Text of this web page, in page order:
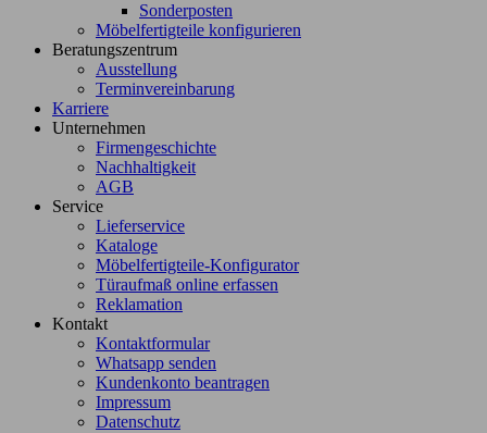
Sonderposten
Möbelfertigteile konfigurieren
Beratungszentrum
Ausstellung
Terminvereinbarung
Karriere
Unternehmen
Firmengeschichte
Nachhaltigkeit
AGB
Service
Lieferservice
Kataloge
Möbelfertigteile-Konfigurator
Türaufmaß online erfassen
Reklamation
Kontakt
Kontaktformular
Whatsapp senden
Kundenkonto beantragen
Impressum
Datenschutz